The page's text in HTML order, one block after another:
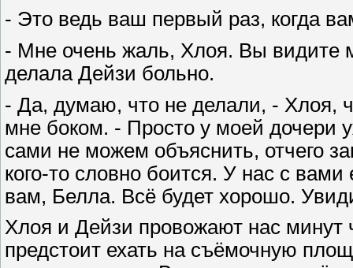
- Это ведь ваш первый раз, когда
- Мне очень жаль, Хлоя. Вы видите
делала Дейзи больно.
- Да, думаю, что не делали, - Хлоя,
мне боком. - Просто у моей дочери
сами не можем объяснить, отчего
кого-то словно боится. У нас с
вам, Белла. Всё будет хорошо.
Хлоя и Дейзи провожают нас
предстоит ехать на съёмочную